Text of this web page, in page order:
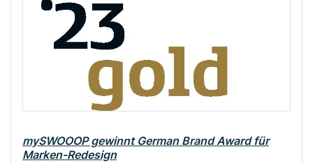
mySWOOOP gewinnt German Brand Award für
Marken-Redesign